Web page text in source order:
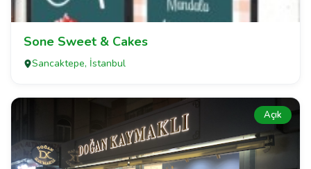
Sone Sweet & Cakes
Sancaktepe, İstanbul
Açık